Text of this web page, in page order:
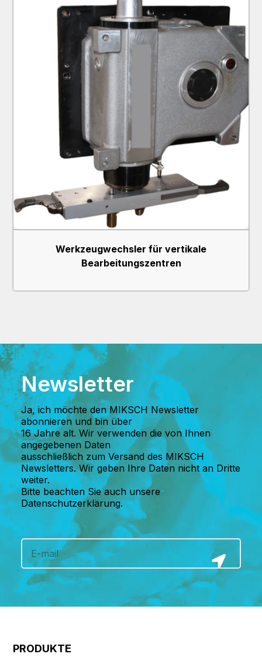
Werkzeugwechsler für vertikale
Bearbeitungszentren
Newsletter
Ja, ich möchte den MIKSCH Newsletter
abonnieren und bin über
16 Jahre alt. Wir verwenden die von Ihnen
angegebenen Daten
ausschließlich zum Versand des MIKSCH
Newsletters. Wir geben Ihre Daten nicht an Dritte
weiter.
Bitte beachten Sie auch unsere
Datenschutzerklärung.
PRODUKTE